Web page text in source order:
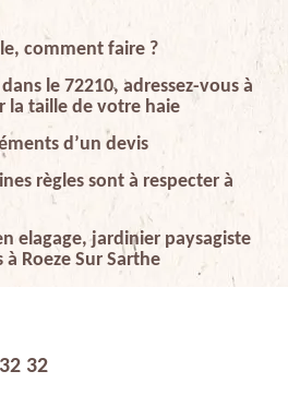
comment faire ?
le 72210, adressez-vous à
la taille de votre haie
d’un devis
règles sont à respecter à
elagage, jardinier paysagiste
à Roeze Sur Sarthe
32